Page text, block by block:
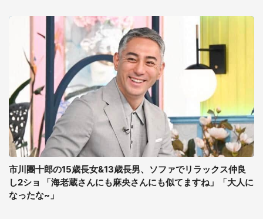
市川團十郎の15歳長女&13歳長男、ソファでリラックス仲良
し2ショ 「海老蔵さんにも麻央さんにも似てますね」「大人に
なったな~」